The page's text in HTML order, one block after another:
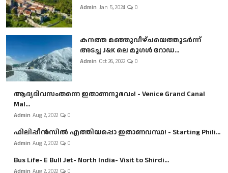
Admin Jan 5, 2024 0
കനത്ത മഞ്ഞുവീഴ്ചയെത്തുടർന്ന്
അടച്ച J&K ലെ മുഗൾ റോഡ...
Admin Oct 26, 2022 0
ആദ്യദിവസംതന്നെ ഇതാണനുഭവം! - Venice Grand Canal
Mal...
Admin Aug 2, 2022 0
ഫിലിപ്പീൻസിൽ എത്തിയപ്പൊ ഇതാണവസ്ഥ! - Starting Phili...
Admin Aug 2, 2022 0
Bus Life- E Bull Jet- North India- Visit to Shirdi...